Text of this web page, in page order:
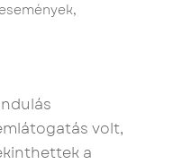
,
volt,
a